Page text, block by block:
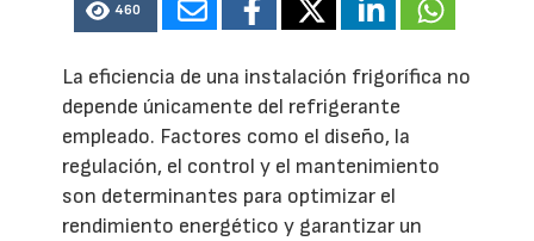
460
La eficiencia de una instalación frigorífica no
depende únicamente del refrigerante
empleado. Factores como el diseño, la
regulación, el control y el mantenimiento
son determinantes para optimizar el
rendimiento energético y garantizar un